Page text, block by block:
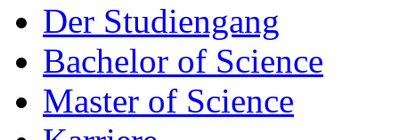
Der Studiengang
Bachelor of Science
Master of Science